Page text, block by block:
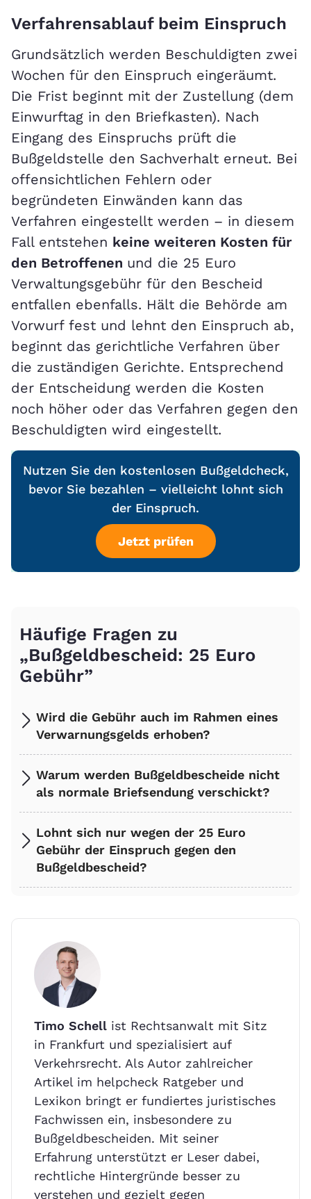
Verfahrensablauf beim Einspruch
Grundsätzlich werden Beschuldigten zwei
Wochen für den Einspruch eingeräumt.
Die Frist beginnt mit der Zustellung (dem
Einwurftag in den Briefkasten). Nach
Eingang des Einspruchs prüft die
Bußgeldstelle den Sachverhalt erneut. Bei
offensichtlichen Fehlern oder
begründeten Einwänden kann das
Verfahren eingestellt werden – in diesem
Fall entstehen keine weiteren Kosten für
den Betroffenen und die 25 Euro
Verwaltungsgebühr für den Bescheid
entfallen ebenfalls. Hält die Behörde am
Vorwurf fest und lehnt den Einspruch ab,
beginnt das gerichtliche Verfahren über
die zuständigen Gerichte. Entsprechend
der Entscheidung werden die Kosten
noch höher oder das Verfahren gegen den
Beschuldigten wird eingestellt.
Nutzen Sie den kostenlosen Bußgeldcheck,
bevor Sie bezahlen – vielleicht lohnt sich
der Einspruch.
Jetzt prüfen
Häufige Fragen zu
„Bußgeldbescheid: 25 Euro
Gebühr”
Wird die Gebühr auch im Rahmen eines
Verwarnungsgelds erhoben?
Warum werden Bußgeldbescheide nicht
als normale Briefsendung verschickt?
Lohnt sich nur wegen der 25 Euro
Gebühr der Einspruch gegen den
Bußgeldbescheid?
Timo Schell ist Rechtsanwalt mit Sitz
in Frankfurt und spezialisiert auf
Verkehrsrecht. Als Autor zahlreicher
Artikel im helpcheck Ratgeber und
Lexikon bringt er fundiertes juristisches
Fachwissen ein, insbesondere zu
Bußgeldbescheiden. Mit seiner
Erfahrung unterstützt er Leser dabei,
rechtliche Hintergründe besser zu
verstehen und gezielt gegen